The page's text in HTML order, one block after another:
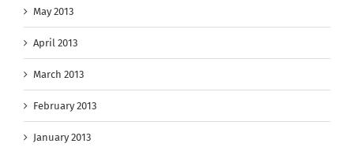
May 2013
April 2013
March 2013
February 2013
January 2013